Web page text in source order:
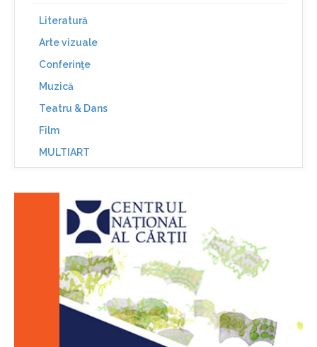
Literatură
Arte vizuale
Conferinţe
Muzică
Teatru & Dans
Film
MULTIART